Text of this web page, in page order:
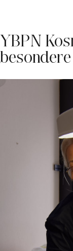
YBPN